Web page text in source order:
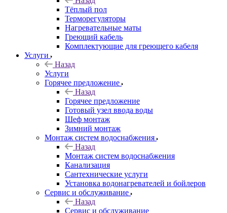
Тёплый пол
Терморегуляторы
Нагревательные маты
Греющий кабель
Комплектующие для греющего кабеля
Услуги
Назад
Услуги
Горячее предложение
Назад
Горячее предложение
Готовый узел ввода воды
Шеф монтаж
Зимний монтаж
Монтаж систем водоснабжения
Назад
Монтаж систем водоснабжения
Канализация
Сантехнические услуги
Установка водонагревателей и бойлеров
Сервис и обслуживание
Назад
Сервис и обслуживание